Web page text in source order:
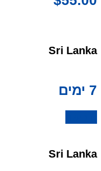
Sri Lanka
7 ימים
Sri Lanka